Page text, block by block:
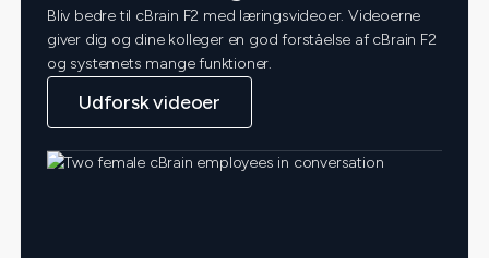
Bliv bedre til cBrain F2 med læringsvideoer. Videoerne
giver dig og dine kolleger en god forståelse af cBrain F2
og systemets mange funktioner.
Udforsk videoer